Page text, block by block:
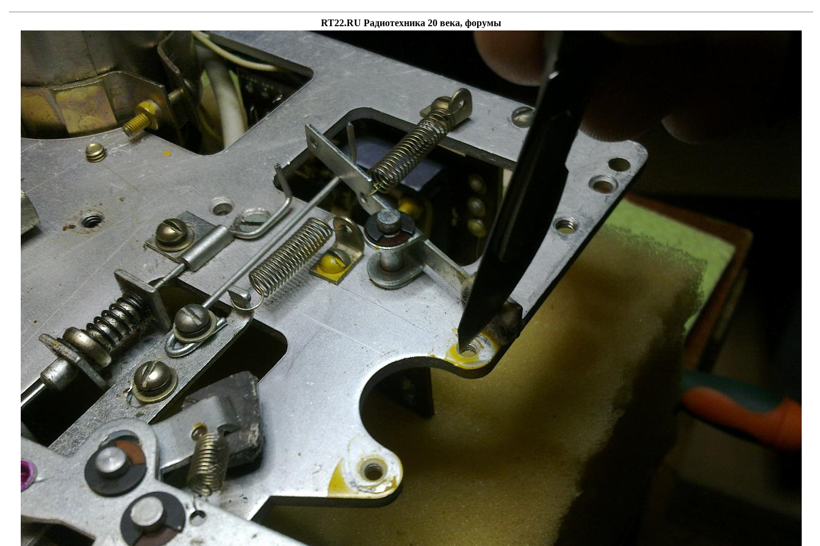
RT22.RU Радиотехника 20 века, форумы